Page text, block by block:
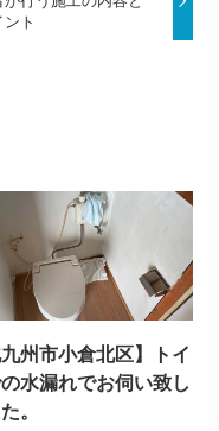
ント
九州市小倉北区】トイ
水漏れでお伺い致し
。